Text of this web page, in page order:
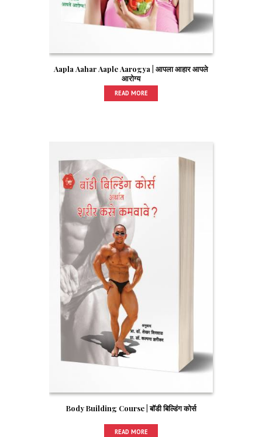
Aapla Aahar Aaple Aarogya | आपला आहार आपले
आरोग्य
READ MORE
Body Building Course | बॉडी बिल्डिंग कोर्स
READ MORE